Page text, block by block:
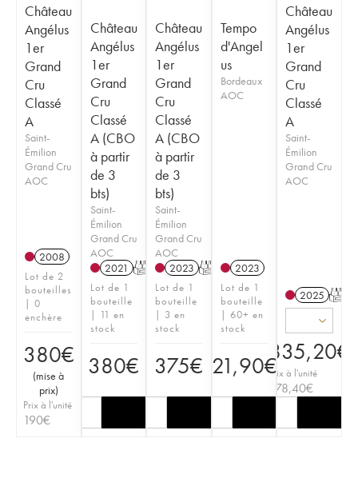
Château
Angélus
1er
Grand
Cru
Classé
A
Saint-
Émilion
Grand Cru
AOC
2008
Lot de 2
bouteilles
| 0
enchère
380€
(mise à
prix)
Prix à l'unité
190€
Château
Angélus
1er
Grand
Cru
Classé
A (CBO
à partir
de 3
bts)
Saint-
Émilion
Grand Cru
AOC
2021 T
Lot de 1
bouteille
| 11 en
stock
380€
Château
Angélus
1er
Grand
Cru
Classé
A (CBO
à partir
de 3
bts)
Saint-
Émilion
Grand Cru
AOC
2023 T
Lot de 1
bouteille
| 3 en
stock
375€
Tempo
d'Angel
us
Bordeaux
AOC
2023
Lot de 1
bouteille
| 60+ en
stock
21,90€
Château
Angélus
1er
Grand
Cru
Classé
A
Saint-
Émilion
Grand Cru
AOC
2025 T
835,20€
Prix à l'unité
278,40€